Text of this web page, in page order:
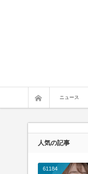
ニュース
人気の記事
61184